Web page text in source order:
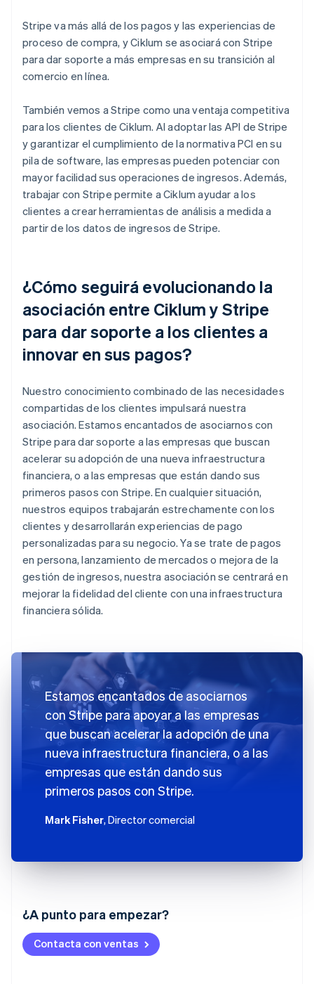
¿A punto para empezar?
Contacta con ventas
Stripe va más allá de los pagos y las experiencias de
proceso de compra, y Ciklum se asociará con Stripe
para dar soporte a más empresas en su transición al
comercio en línea.
También vemos a Stripe como una ventaja competitiva
para los clientes de Ciklum. Al adoptar las API de Stripe
y garantizar el cumplimiento de la normativa PCI en su
pila de software, las empresas pueden potenciar con
mayor facilidad sus operaciones de ingresos. Además,
trabajar con Stripe permite a Ciklum ayudar a los
clientes a crear herramientas de análisis a medida a
partir de los datos de ingresos de Stripe.
¿Cómo seguirá evolucionando la
asociación entre Ciklum y Stripe
para dar soporte a los clientes a
innovar en sus pagos?
Nuestro conocimiento combinado de las necesidades
compartidas de los clientes impulsará nuestra
asociación. Estamos encantados de asociarnos con
Stripe para dar soporte a las empresas que buscan
acelerar su adopción de una nueva infraestructura
financiera, o a las empresas que están dando sus
primeros pasos con Stripe. En cualquier situación,
nuestros equipos trabajarán estrechamente con los
clientes y desarrollarán experiencias de pago
personalizadas para su negocio. Ya se trate de pagos
en persona, lanzamiento de mercados o mejora de la
gestión de ingresos, nuestra asociación se centrará en
mejorar la fidelidad del cliente con una infraestructura
financiera sólida.
Estamos encantados de asociarnos
con Stripe para apoyar a las empresas
que buscan acelerar la adopción de una
nueva infraestructura financiera, o a las
empresas que están dando sus
primeros pasos con Stripe.
Mark Fisher, Director comercial
Alemania
Deutsch English
Australia
English